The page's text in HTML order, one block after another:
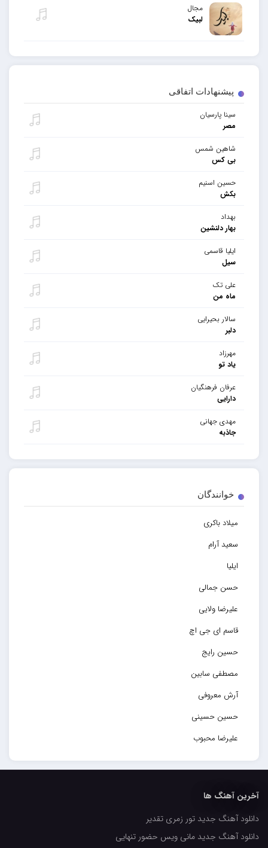
پیشنهادات اتفاقی
سینا پارسیان
مصر
شاهین شمس
بی کس
حسین اسنیم
بکش
بهداد
بهار دلنشین
ایلیا قاسمی
سیل
علی تک
ماه من
سالار بحیرایی
دلبر
مهرزاد
یاد تو
عرفان فرهنگیان
دارایی
مهدی جهانی
جاذبه
خوانندگان
میلاد باکری
سعید آرام
ایلیا
حسن جمالی
علیرضا ولایی
قاسم ای جی اچ
حسین رایج
مصطفی سابین
آرش معروفی
حسین حسینی
علیرضا محبوب
حسین حصارکی
کاپیتان
مجید رضوی
مجال
لبیک
آخرین آهنگ ها
دانلود آهنگ جدید تور زمری تقدیر
دانلود آهنگ جدید مانی ویس حضور تنهایی